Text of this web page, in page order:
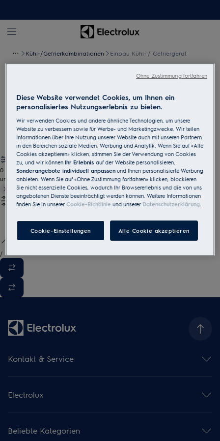
Kühl-/Gefrierkombinationen Einbau Kühl- / Gefriergerät
Wir haben die Kombination, die sowohl zu Ihrem Alltag als auch
zu Ihrer Küche passt – finden Sie den integrierbaren
Kühl-/Gefrierschrank, der optimal mit Ihrer Küche harmoniert.
0
undefined
/ 3
Kontakt & Service
Serviceübersicht
Reparaturservice
Garantieverlängerung
Pflegeservice
Electrolux
Kataloge & Broschüren
Über uns
Beliebte Kategorien
Diese Website verwendet Cookies, um Ihnen ein
personalisiertes Nutzungserlebnis zu bieten.
Wir verwenden Cookies und andere ähnliche Technologien, um unsere
Website zu verbessern sowie für Werbe- und Marketingzwecke. Wir teilen
Informationen über Ihre Nutzung unserer Website auch mit unseren Partnern
in den Bereichen soziale Medien, Werbung und Analytik. Wenn Sie auf «Alle
Cookies akzeptieren» klicken, stimmen Sie der Verwendung von Cookies
zu, und wir können Ihr Erlebnisauf der Website personalisieren,
Sonderangebote individuell anpassen und Ihnen personalisierte Werbung
anbieten. Wenn Sie auf «Ohne Zustimmung fortfahren» klicken, blockieren
Sie nicht essenzielle Cookies, wodurch Ihr Browsererlebnis und die von uns
angebotenen Dienste beeinträchtigt werden können. Weitere Informationen
finden Sie in unsererCookie-Richtlinie und unserer Datenschutzerklärung
Cookie-Einstellungen Alle Cookie akzeptieren
Ohne Zustimmung fortfahren